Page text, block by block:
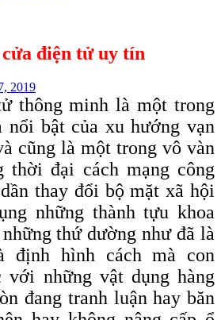
điện tử uy tín
2019
thông minh là một trong
nổi bật của xu hướng vạn
cũng là một trong vô vàn
thời đại cách mạng công
thay đổi bộ mặt xã hội
những thành tựu khoa
thứ dường như đã là
định hình cách mà con
với những vật dụng hàng
đang tranh luận hay băn